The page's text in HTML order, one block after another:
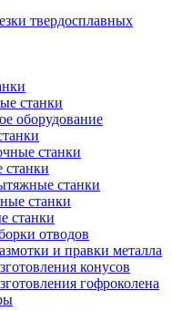
твердосплавных
станки
оборудование
станки
станки
станки
станки
отводов
и правки металла
конусов
гофроколена